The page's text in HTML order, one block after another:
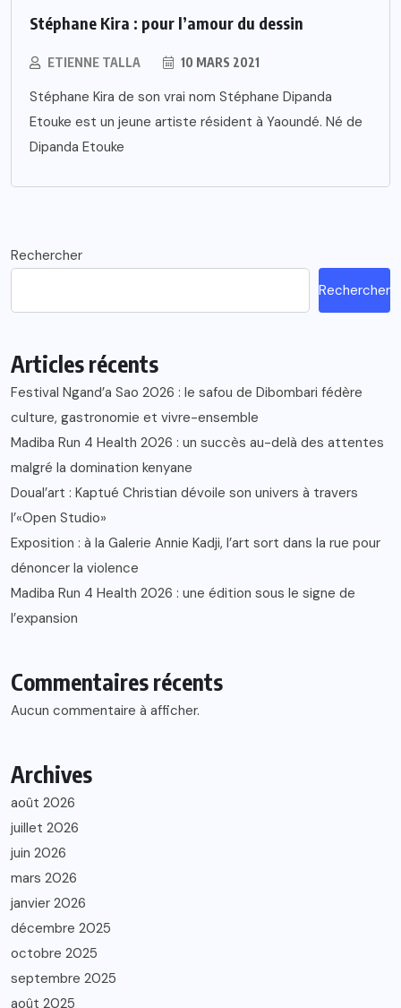
Stéphane Kira : pour l’amour du dessin
ETIENNE TALLA 10 MARS 2021
Stéphane Kira de son vrai nom Stéphane Dipanda
Etouke est un jeune artiste résident à Yaoundé. Né de
Dipanda Etouke
Rechercher
Rechercher
Articles récents
Festival Ngand’a Sao 2026 : le safou de Dibombari fédère
culture, gastronomie et vivre-ensemble
Madiba Run 4 Health 2026 : un succès au-delà des attentes
malgré la domination kenyane
Doual’art : Kaptué Christian dévoile son univers à travers
l’«Open Studio»
Exposition : à la Galerie Annie Kadji, l’art sort dans la rue pour
dénoncer la violence
Madiba Run 4 Health 2026 : une édition sous le signe de
l’expansion
Commentaires récents
Aucun commentaire à afficher.
Archives
août 2026
juillet 2026
juin 2026
mars 2026
janvier 2026
décembre 2025
octobre 2025
septembre 2025
août 2025